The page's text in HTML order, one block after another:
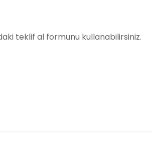
teklif al formunu kullanabilirsiniz.